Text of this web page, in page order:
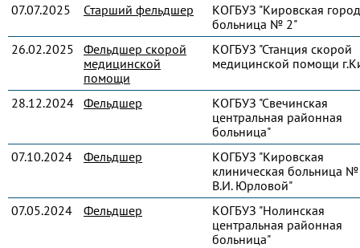
07.07.2025
Старший фельдшер
КОГБУЗ "Кировская
больница № 2"
26.02.2025
Фельдшер скорой
медицинской
помощи
КОГБУЗ "Станция скорой
медицинской помощи
28.12.2024 Фельдшер
КОГБУЗ "Свечинская
центральная районная
больница"
07.10.2024
Фельдшер
КОГБУЗ "Кировская
клиническая больница
В.И. Юрловой"
07.05.2024
Фельдшер
КОГБУЗ "Нолинская
центральная районная
больница"